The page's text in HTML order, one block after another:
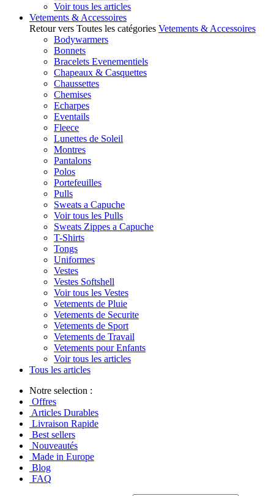
Voir tous les articles
Vetements & Accessoires
Retour vers Toutes les catégories Vetements & Accessoires
Bodywarmers
Bonnets
Bracelets Evenementiels
Chapeaux & Casquettes
Chaussettes
Chemises
Echarpes
Eventails
Fleece
Lunettes de Soleil
Montres
Pantalons
Polos
Portefeuilles
Pulls
Sweats a Capuche
Voir tous les Pulls
Sweats Zippes a Capuche
T-Shirts
Tongs
Uniformes
Vestes
Vestes Softshell
Voir tous les Vestes
Vetements de Pluie
Vetements de Securite
Vetements de Sport
Vetements de Travail
Vetements pour Enfants
Voir tous les articles
Tous les articles
Notre selection :
Offres
Articles Durables
Livraison Rapide
Best sellers
Nouveautés
Made in Europe
Blog
FAQ